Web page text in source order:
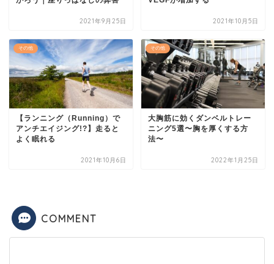
2021年9月25日 2021年10月5日
その他
【ランニング（Running）で
アンチエイジング!?】走ると
よく眠れる
2021年10月6日
その他
大胸筋に効くダンベルトレー
ニング5選〜胸を厚くする方
法〜
2022年1月25日
COMMENT